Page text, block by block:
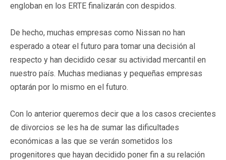
engloban en los ERTE finalizarán con despidos.
De hecho, muchas empresas como Nissan no han
esperado a otear el futuro para tomar una decisión al
respecto y han decidido cesar su actividad mercantil en
nuestro país. Muchas medianas y pequeñas empresas
optarán por lo mismo en el futuro.
Con lo anterior queremos decir que a los casos crecientes
de divorcios se les ha de sumar las dificultades
económicas a las que se verán sometidos los
progenitores que hayan decidido poner fin a su relación